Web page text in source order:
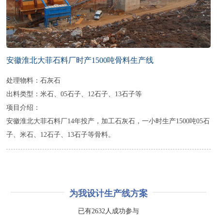
安徽淮北大菲石料厂时产1500吨骨料生产线
处理物料：石灰石
出料类型：米石、05石子、12石子、13石子等
项目介绍：
安徽淮北大菲石料厂14年投产，加工石灰石，一小时生产1500吨05石
子、米石、12石子、13石子等骨料。
为我设计生产线方案
已有2632人成功参与